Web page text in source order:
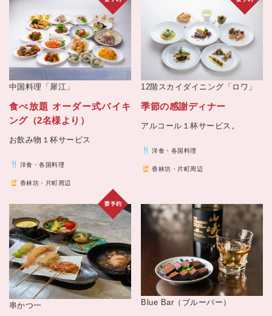
中国料理「犀江」
食べ放題 オーダー式バイキ
ング（2名様より）
お飲み物１杯サービス
洋食・各国料理
香林坊・片町周辺
12階スカイダイニング「ロワ」
季節の感謝ディナー
アルコール１杯サービス。
洋食・各国料理
香林坊・片町周辺
串かつ一 Blue Bar（ブルーバー）